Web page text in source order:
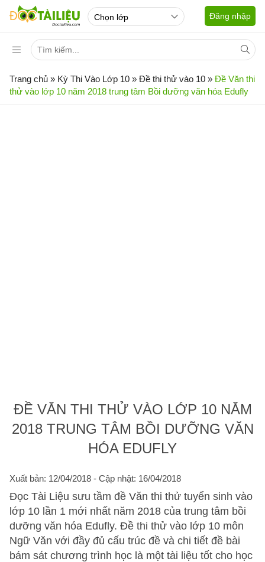
Đăng nhập
Trang chủ » Kỳ Thi Vào Lớp 10 » Đề thi thử vào 10 » Đề Văn thi
thử vào lớp 10 năm 2018 trung tâm Bồi dưỡng văn hóa Edufly
ĐỀ VĂN THI THỬ VÀO LỚP 10 NĂM
2018 TRUNG TÂM BỒI DƯỠNG VĂN
HÓA EDUFLY
Xuất bản: 12/04/2018 - Cập nhật: 16/04/2018
Đọc Tài Liệu sưu tầm đề Văn thi thử tuyển sinh vào
lớp 10 lần 1 mới nhất năm 2018 của trung tâm bồi
dưỡng văn hóa Edufly. Đề thi thử vào lớp 10 môn
Ngữ Văn với đầy đủ cấu trúc đề và chi tiết đề bài
bám sát chương trình học là một tài liệu tốt cho học